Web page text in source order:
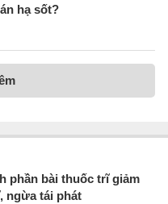
hạ sốt?
phần bài thuốc trĩ giảm
ngừa tái phát